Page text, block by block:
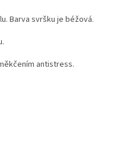
Barva svršku je béžová.
antistress.